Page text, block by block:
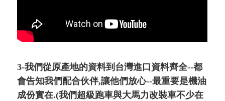
3-我們從原產地的資料到台灣進口資料齊全--都
會告知我們配合伙伴,讓他們放心--最重要是機油
成份實在.(我們超級跑車與大馬力改裝車不少在